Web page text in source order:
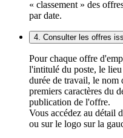
« classement » des
par date.
4. Consulter les offres
Pour chaque offre
l'intitulé du poste, le
durée de travail, le nom
premiers caractères du
publication de l'offre.
Vous accédez au détail
ou sur le logo sur la